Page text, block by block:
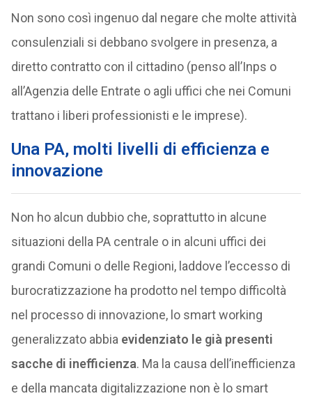
Non sono così ingenuo dal negare che molte attività
consulenziali si debbano svolgere in presenza, a
diretto contratto con il cittadino (penso all’Inps o
all’Agenzia delle Entrate o agli uffici che nei Comuni
trattano i liberi professionisti e le imprese).
Una PA, molti livelli di efficienza e
innovazione
Non ho alcun dubbio che, soprattutto in alcune
situazioni della PA centrale o in alcuni uffici dei
grandi Comuni o delle Regioni, laddove l’eccesso di
burocratizzazione ha prodotto nel tempo difficoltà
nel processo di innovazione, lo smart working
generalizzato abbia evidenziato le già presenti
sacche di inefficienza. Ma la causa dell’inefficienza
e della mancata digitalizzazione non è lo smart